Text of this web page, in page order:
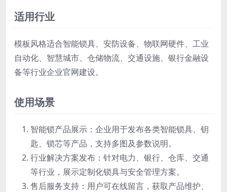
适用行业
模板风格适合智能锁具、安防设备、物联网硬件、工业
自动化、智慧城市、仓储物流、交通设施、银行金融设
备等行业企业官网建设。
使用场景
智能锁产品展示：企业用于发布各类智能锁具、钥
匙、锁芯等产品，支持多图及参数说明。
行业解决方案发布：针对电力、银行、仓库、交通
等行业，展示定制化锁具与安全管理方案。
售后服务支持：用户可在线留言，获取产品维护、